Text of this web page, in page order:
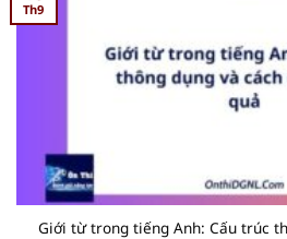
Giới từ trong tiếng Anh: Cấu trúc
Th9